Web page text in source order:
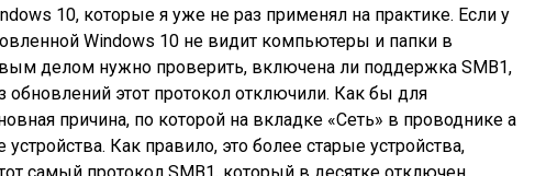
10, которые я уже не раз применял на практике. Если у
Windows 10 не видит компьютеры и папки в
делом нужно проверить, включена ли поддержка SMB1,
обновлений этот протокол отключили. Как бы для
причина, по которой на вкладке «Сеть» в проводнике а
Как правило, это более старые устройства,